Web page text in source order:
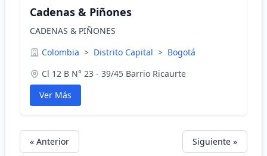
Cadenas & Piñones
CADENAS & PIÑONES
Colombia > Distrito Capital > Bogotá
Cl 12 B N° 23 - 39/45 Barrio Ricaurte
Ver Más
« Anterior Siguiente »